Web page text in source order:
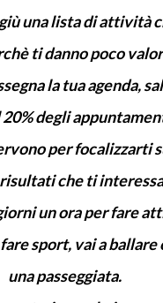
una lista di attività
ti danno poco
la tua agenda,
degli
per focalizzarti
che ti
un ora per fare
sport, vai a ballare
una passeggiata.